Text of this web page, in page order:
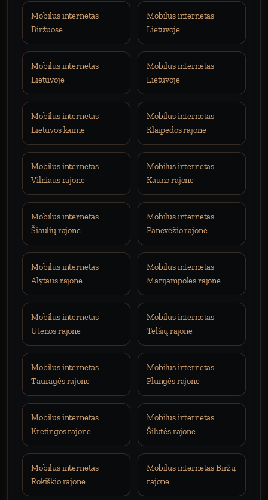
Mobilus internetas
Biržuose
Mobilus internetas
Lietuvoje
Mobilus internetas
Lietuvoje
Mobilus internetas
Lietuvoje
Mobilus internetas
Lietuvos kaime
Mobilus internetas
Klaipėdos rajone
Mobilus internetas
Vilniaus rajone
Mobilus internetas
Kauno rajone
Mobilus internetas
Šiaulių rajone
Mobilus internetas
Panevėžio rajone
Mobilus internetas
Alytaus rajone
Mobilus internetas
Marijampolės rajone
Mobilus internetas
Utenos rajone
Mobilus internetas
Telšių rajone
Mobilus internetas
Tauragės rajone
Mobilus internetas
Plungės rajone
Mobilus internetas
Kretingos rajone
Mobilus internetas
Šilutės rajone
Mobilus internetas
Rokiškio rajone
Mobilus internetas Biržų
rajone